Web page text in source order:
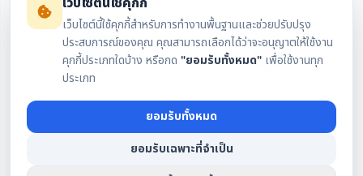
สรุปงบล่าสุด กราฟราคา
IAA Consensus
เว็บไซต์นี้ใช้คุกกี้สำหรับการทำงานพื้นฐานและช่วยปรับปรุง
ประสบการณ์ของคุณ คุณสามารถเลือกได้ว่าจะอนุญาตให้ใช้งาน
คุกกี้ประเภทใดบ้าง หรือกด "ยอมรับทั้งหมด" เพื่อใช้งานทุก
ประเภท
ยอมรับทั้งหมด
ยอมรับเฉพาะที่จำเป็น